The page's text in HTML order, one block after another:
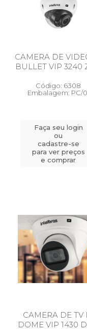
CAMERA DE
BULLET VIP 3240
Código: 6308
Embalagem: PC/
Faça seu login
ou
cadastre-se
para ver preços
e comprar
CAMERA DE TV
DOME VIP 1430